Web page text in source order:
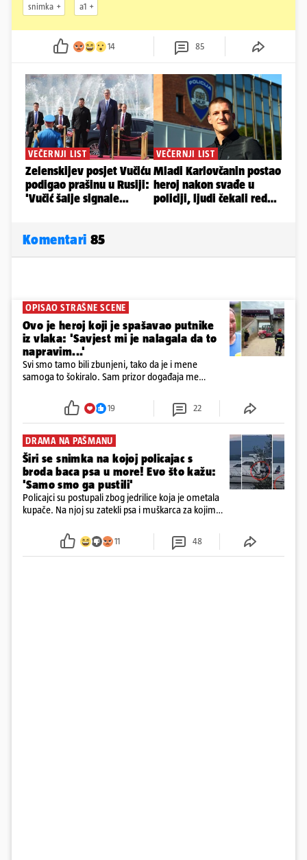
snimka a1
14 85
Komentari 85
OPISAO STRAŠNE SCENE
Ovo je heroj koji je spašavao putnike
iz vlaka: 'Savjest mi je nalagala da to
napravim...'
Svi smo tamo bili zbunjeni, tako da je i mene
samoga to šokiralo. Sam prizor događaja me
19 22
DRAMA NA PAŠMANU
Širi se snimka na kojoj policajac s
broda baca psa u more! Evo što kažu:
'Samo smo ga pustili'
Policajci su postupali zbog jedrilice koja je ometala
kupače. Na njoj su zatekli psa i muškarca za kojim
ga uhitili, a psa je preuzeo komunalni redar
11 48